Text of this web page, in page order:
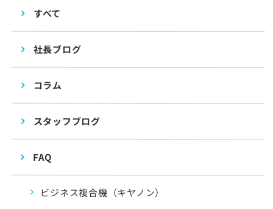
すべて
社長ブログ
コラム
スタッフブログ
FAQ
ビジネス複合機（キヤノン）